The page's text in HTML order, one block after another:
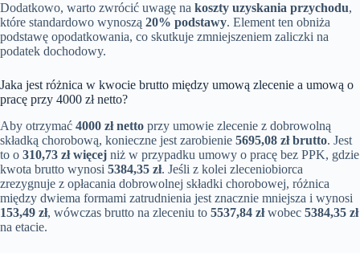
Dodatkowo, warto zwrócić uwagę na koszty uzyskania przychodu,
które standardowo wynoszą 20% podstawy. Element ten obniża
podstawę opodatkowania, co skutkuje zmniejszeniem zaliczki na
podatek dochodowy.
Jaka jest różnica w kwocie brutto między umową zlecenie a umową o
pracę przy 4000 zł netto?
Aby otrzymać 4000 zł netto przy umowie zlecenie z dobrowolną
składką chorobową, konieczne jest zarobienie 5695,08 zł brutto. Jest
to o 310,73 zł więcej niż w przypadku umowy o pracę bez PPK, gdzie
kwota brutto wynosi 5384,35 zł. Jeśli z kolei zleceniobiorca
zrezygnuje z opłacania dobrowolnej składki chorobowej, różnica
między dwiema formami zatrudnienia jest znacznie mniejsza i wynosi
153,49 zł, wówczas brutto na zleceniu to 5537,84 złwobec 5384,35 zł
na etacie.